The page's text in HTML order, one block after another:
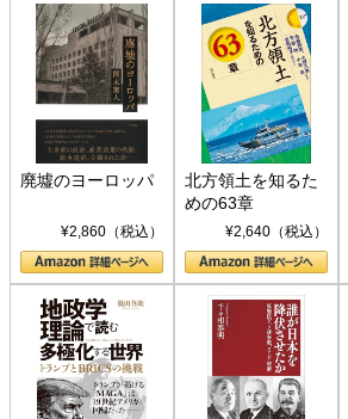
廃墟のヨーロッパ
¥2,860（税込）
北方領土を知るた
めの63章
¥2,640（税込）